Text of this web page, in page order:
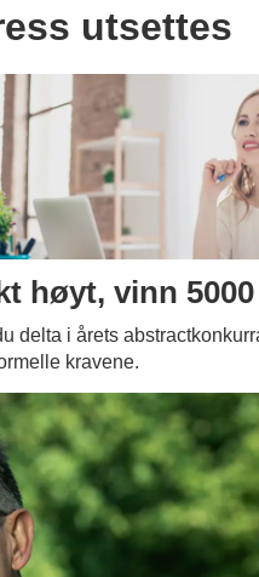
utsettes
høyt, vinn
delta i årets
kravene.